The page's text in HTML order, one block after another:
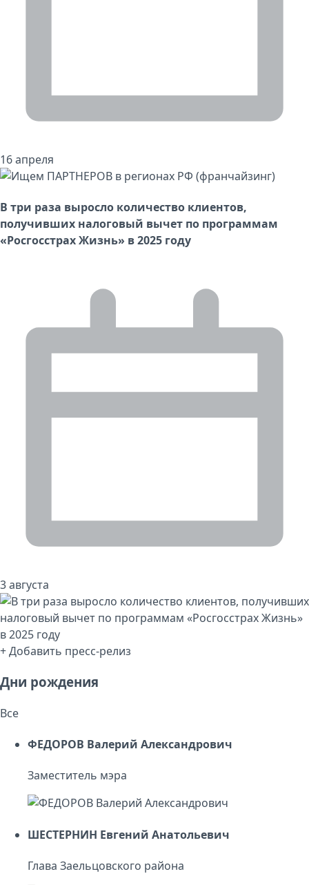
16 апреля
В три раза выросло количество клиентов,
получивших налоговый вычет по программам
«Росгосстрах Жизнь» в 2025 году
3 августа
+ Добавить пресс-релиз
Дни рождения
Все
ФЕДОРОВ Валерий Александрович
Заместитель мэра
ШЕСТЕРНИН Евгений Анатольевич
Глава Заельцовского района